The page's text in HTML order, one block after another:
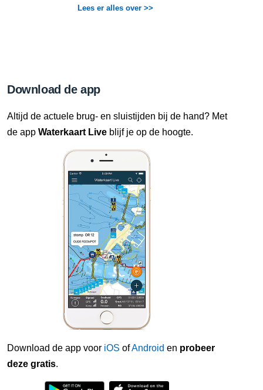
Lees er alles over >>
Download de app
Altijd de actuele brug- en sluistijden bij de hand? Met
de app Waterkaart Live blijf je op de hoogte.
Download de app voor iOS ofAndroid en probeer
deze gratis.